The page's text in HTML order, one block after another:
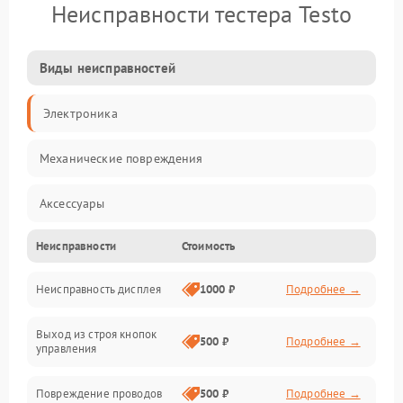
Неисправности тестера Testo
Виды неисправностей
Электроника
Механические повреждения
Аксессуары
Электропитание
Измерения
Индикация
Неисправности Стоимость
Неисправность дисплея 1000 ₽ Подробнее →
Выход из строя кнопок
управления
500 ₽ Подробнее →
Повреждение проводов 500 ₽ Подробнее →